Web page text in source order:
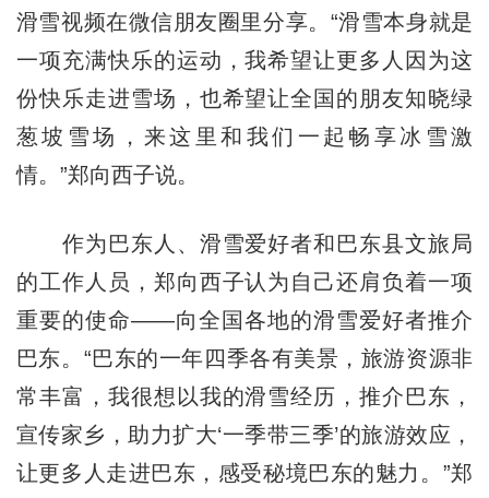
滑雪视频在微信朋友圈里分享。“滑雪本身就是
一项充满快乐的运动，我希望让更多人因为这
份快乐走进雪场，也希望让全国的朋友知晓绿
葱坡雪场，来这里和我们一起畅享冰雪激
情。”郑向西子说。
作为巴东人、滑雪爱好者和巴东县文旅局
的工作人员，郑向西子认为自己还肩负着一项
重要的使命——向全国各地的滑雪爱好者推介
巴东。“巴东的一年四季各有美景，旅游资源非
常丰富，我很想以我的滑雪经历，推介巴东，
宣传家乡，助力扩大‘一季带三季’的旅游效应，
让更多人走进巴东，感受秘境巴东的魅力。”郑